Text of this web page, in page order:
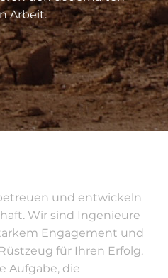
Arbeit.
und entwickeln
Wir sind Ingenieure
Engagement und
für Ihren Erfolg.
Aufgabe, die